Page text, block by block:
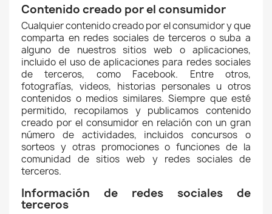
Contenido creado por el consumidor
Cualquier contenido creado por el consumidor y que
comparta en redes sociales de terceros o suba a
alguno de nuestros sitios web o aplicaciones,
incluido el uso de aplicaciones para redes sociales
de terceros, como Facebook. Entre otros,
fotografías, videos, historias personales u otros
contenidos o medios similares. Siempre que esté
permitido, recopilamos y publicamos contenido
creado por el consumidor en relación con un gran
número de actividades, incluidos concursos o
sorteos y otras promociones o funciones de la
comunidad de sitios web y redes sociales de
terceros.
Información de redes sociales de
terceros